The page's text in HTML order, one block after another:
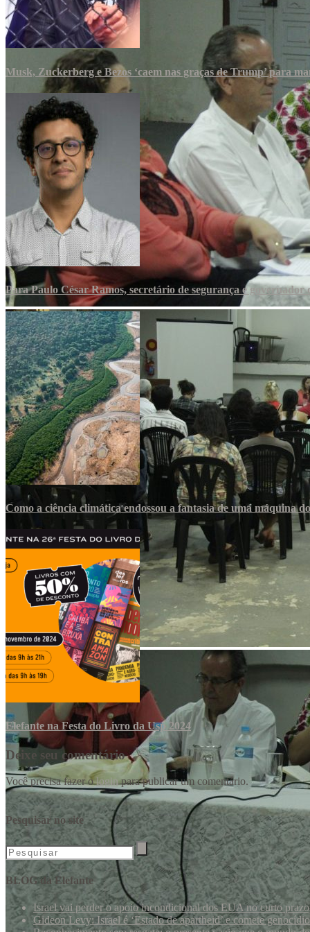
Musk, Zuckerberg e Bezos ‘caem nas graças de Trump’ para
Para Paulo César Ramos, secretário de segurança e governador
Como a ciência climática endossou a fantasia de uma máquina
Elefante na Festa do Livro da Usp 2024
Deixe seu comentário
Você precisa fazer ologinpara publicar um comentário.
Pesquisar no site
BLOG da Elefante
Israel vai perder o apoio incondicional dos EUA no curto
Gideon Levy: Israel é ‘Estado de apartheid’ e comete